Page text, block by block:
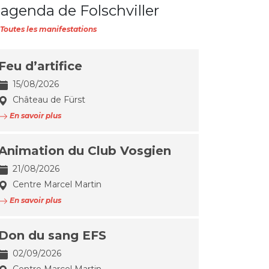
de Folschviller
les manifestations
d’artifice
15/08/2026
Château de Fürst
En savoir plus
du Club Vosgien
21/08/2026
Centre Marcel Martin
En savoir plus
du sang EFS
02/09/2026